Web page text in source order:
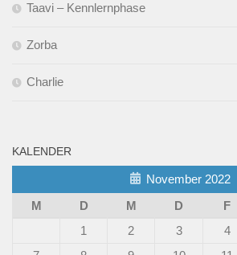
Taavi – Kennlernphase
Zorba
Charlie
KALENDER
November 2022
M
D M D F
1
2 3 4